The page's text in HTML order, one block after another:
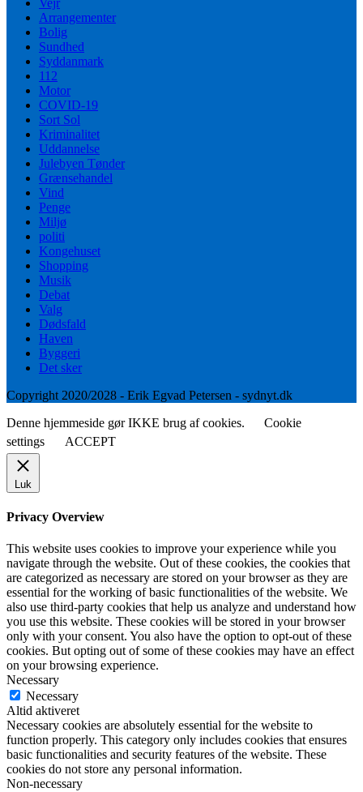
Arrangementer
Bolig
Sundhed
Syddanmark
112
Motor
COVID-19
Sort Sol
Kriminalitet
Uddannelse
Julebyen Tønder
Grænsehandel
Vind
Penge
Miljø
politi
Kongehuset
Shopping
Musik
Debat
Valg
Dødsfald
Haven
Byggeri
Det sker
Copyright 2020/2028 - Erik Egvad Petersen - sydnyt.dk
Denne hjemmeside gør IKKE brug af cookies.
Cookie
settings
ACCEPT
Luk
Privacy Overview
This website uses cookies to improve your experience while you
navigate through the website. Out of these cookies, the cookies that
are categorized as necessary are stored on your browser as they are
essential for the working of basic functionalities of the website. We
also use third-party cookies that help us analyze and understand how
you use this website. These cookies will be stored in your browser
only with your consent. You also have the option to opt-out of these
cookies. But opting out of some of these cookies may have an effect
on your browsing experience.
Necessary
Necessary
Altid aktiveret
Necessary cookies are absolutely essential for the website to
function properly. This category only includes cookies that ensures
basic functionalities and security features of the website. These
cookies do not store any personal information.
Non-necessary